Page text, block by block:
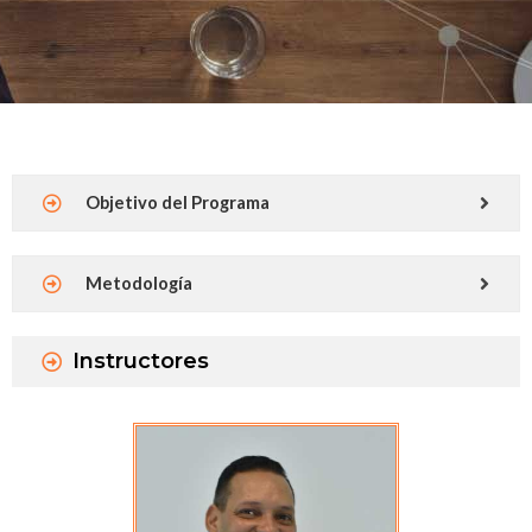
Objetivo del Programa
Metodología
Instructores